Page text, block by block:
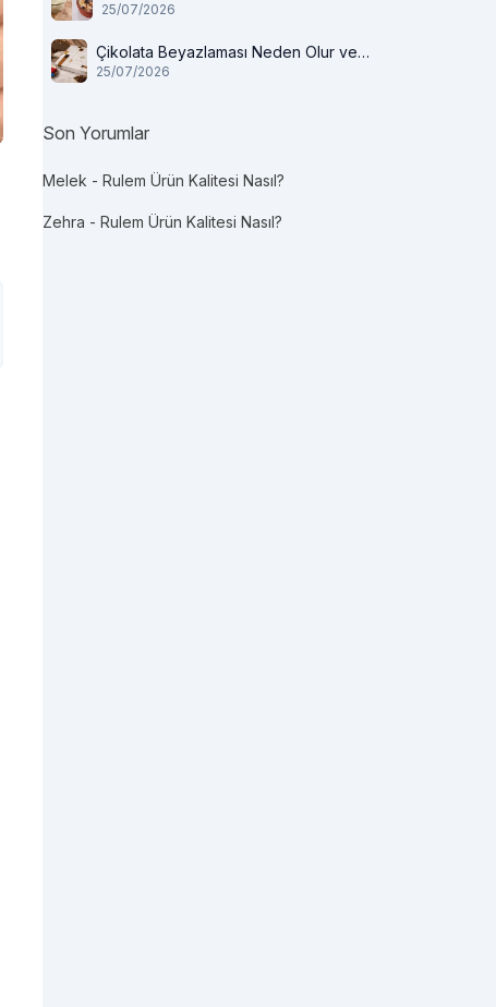
Nelerdir?
25/07/2026
Çikolata Beyazlaması Neden Olur ve
Tüketilir mi?
25/07/2026
Son Yorumlar
Melek - Rulem Ürün Kalitesi Nasıl?
Zehra - Rulem Ürün Kalitesi Nasıl?